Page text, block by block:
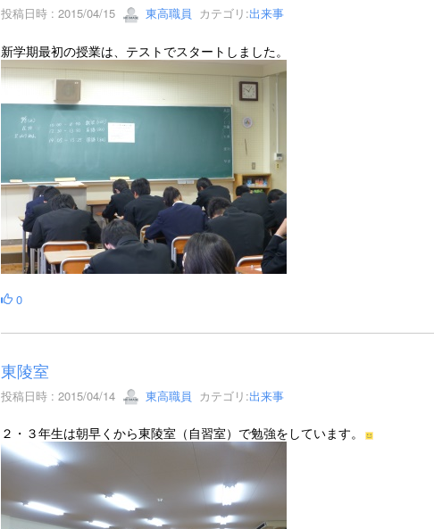
投稿日時 : 2015/04/15 東高職員 カテゴリ:出来事
新学期最初の授業は、テストでスタートしました。
0
東陵室
投稿日時 : 2015/04/14 東高職員 カテゴリ:出来事
２・３年生は朝早くから東陵室（自習室）で勉強をしています。